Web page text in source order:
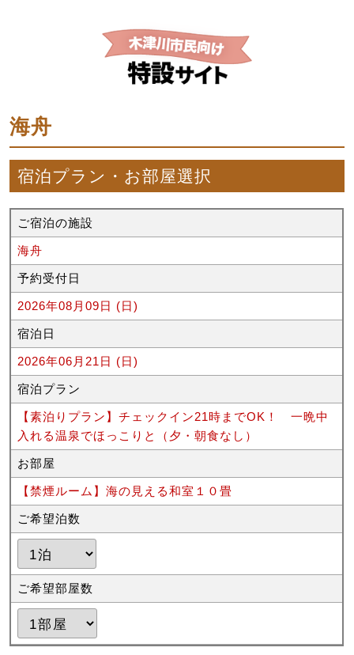
海舟
宿泊プラン・お部屋選択
ご宿泊の施設
海舟
予約受付日
2026年08月09日 (日)
宿泊日
2026年06月21日 (日)
宿泊プラン
【素泊りプラン】チェックイン21時までOK！ 一晩中
入れる温泉でほっこりと（夕・朝食なし）
お部屋
【禁煙ルーム】海の見える和室１０畳
ご希望泊数
ご希望部屋数